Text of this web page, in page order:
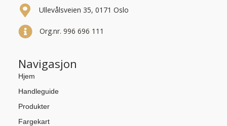
Ullevålsveien 35, 0171 Oslo
Org.nr. 996 696 111
Navigasjon
Hjem
Handleguide
Produkter
Fargekart